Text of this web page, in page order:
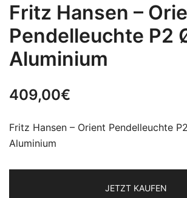
Fritz Hansen –
Pendelleuchte P2
Aluminium
409,00€
Fritz Hansen – Orient Pendelleuchte
Aluminium
JETZT KAUFEN